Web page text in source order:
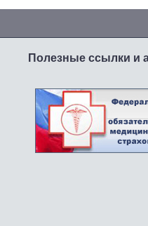
Полезные ссылки и